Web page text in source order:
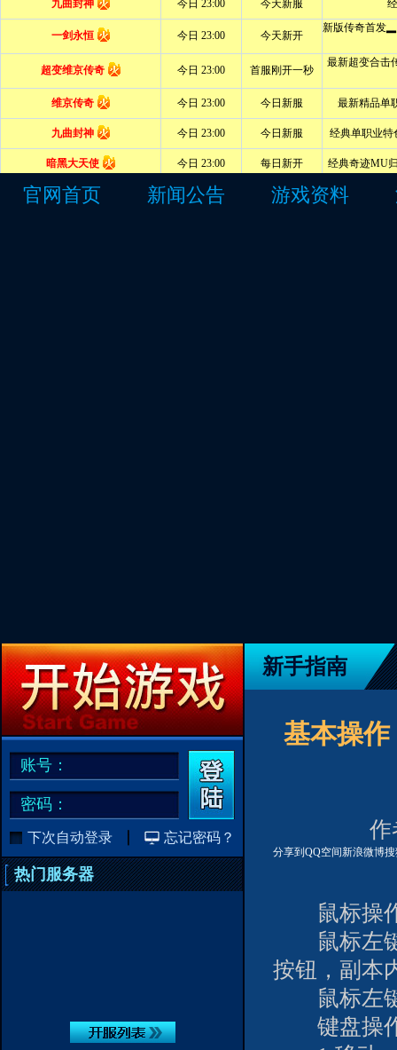
官网首页 新闻公告 游戏资料
账号：
密码：
下次自动登录 忘记密码？
热门服务器
新手指南
基本操
作
分享到 QQ空间新浪微博
鼠标操
鼠标左键
按钮，副本
鼠标左键
键盘操